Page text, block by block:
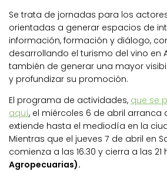
Se trata de jornadas para los
orientadas a generar espacios de
información, formación y diálogo,
desarrollando el turismo del vino en
también de generar una mayor
y profundizar su promoción.
El programa de actividades, que se
aquí, el miércoles 6 de abril arranca
extiende hasta el mediodía en la
Mientras que el jueves 7 de abril en
comienza a las 16:30 y cierra a las 21
Agropecuarias).